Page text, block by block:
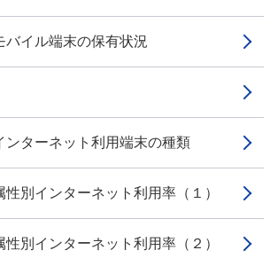
バイル端末の保有状況
ンターネット利用端末の種類
性別インターネット利用率（１）
性別インターネット利用率（２）